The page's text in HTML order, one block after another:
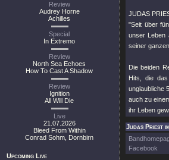
Review
Audrey Horne
Achilles
Special
In Extremo
Review
North Sea Echoes
How To Cast A Shadow
Review
Ignition
All Will Die
Live
21.07.2026
Bleed From Within
Conrad Sohm, Dornbirn
Upcoming Live
JUDAS
"Seit über
unser Leben
seiner
Die beiden
Hits, die
unglaubliche
auch zu
ihr Leben
Judas Priest
Facebook